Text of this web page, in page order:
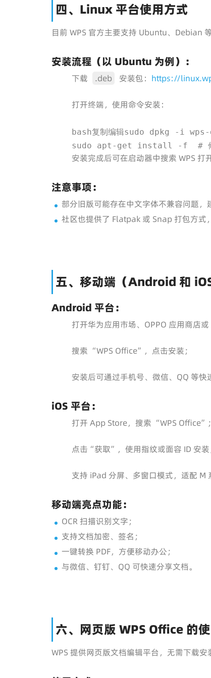
四、Linux 平台使用方式
目前 WPS 官方主要支持 Ubuntu、Debian
安装流程（以 Ubuntu 为例）：
下载 .deb 安装包： https://
打开终端，使用命令安装：
bash复制编辑sudo dpkg -i
sudo apt-get install -f  #
安装完成后可在启动器中搜索 WPS 打开
注意事项：
部分旧版可能存在中文字体不兼容问题，
社区也提供了 Flatpak 或 Snap 打包方式
五、移动端（Android 和
Android 平台：
打开华为应用市场、OPPO 应用商店或
搜索 “WPS Office”，点击安装；
安装后可通过手机号、微信、QQ 等快
iOS 平台：
打开 App Store，搜索 “WPS Office”；
点击“获取”，使用指纹或面容 ID 安装
支持 iPad 分屏、多窗口模式，适配 M
移动端亮点功能：
OCR 扫描识别文字；
支持文档加密、签名；
一键转换 PDF，方便移动办公；
与微信、钉钉、QQ 可快速分享文档。
六、网页版 WPS Office 的
WPS 提供网页版文档编辑平台，无需下载